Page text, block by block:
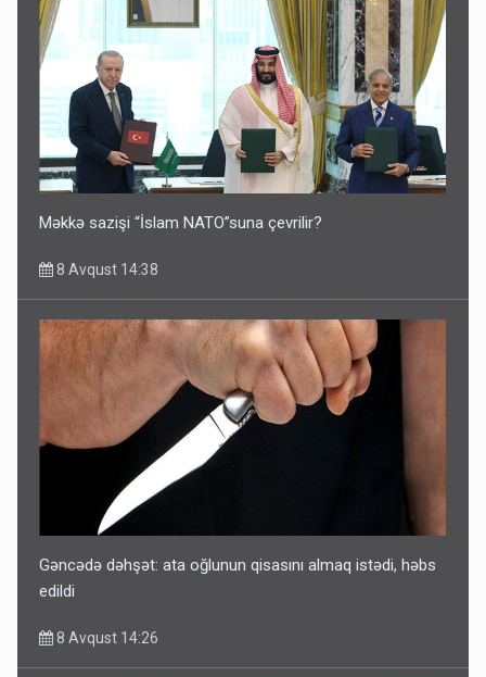
Məkkə sazişi “İslam NATO”suna çevrilir?
8 Avqust 14:38
Gəncədə dəhşət: ata oğlunun qisasını almaq istədi, həbs
edildi
8 Avqust 14:26